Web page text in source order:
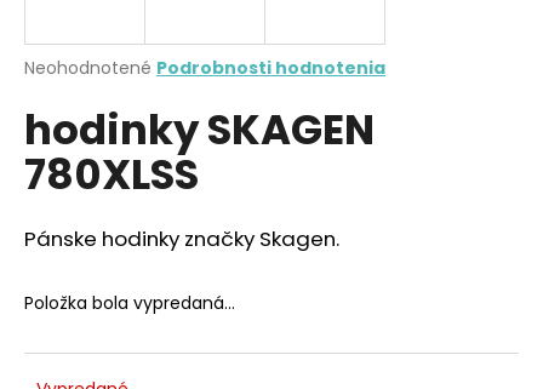
Priemerné
produktu
je
0,0
z
hviezdičiek.
Neohodnotené Podrobnosti hodnotenia
hodinky SKAGEN
780XLSS
Pánske hodinky značky Skagen.
Položka bola vypredaná…
j
ť
?